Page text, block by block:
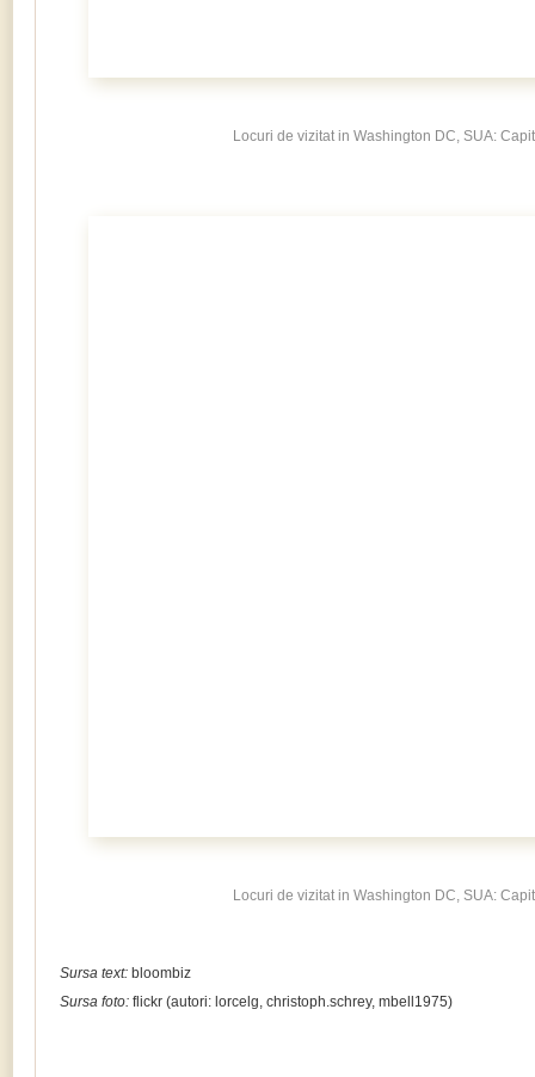
Locuri de vizitat in Washington DC, SUA:
Locuri de vizitat in Washington DC, SUA:
Sursa text:bloombiz
Sursa foto:flickr (autori: lorcelg, christoph.schrey, mbell1975)